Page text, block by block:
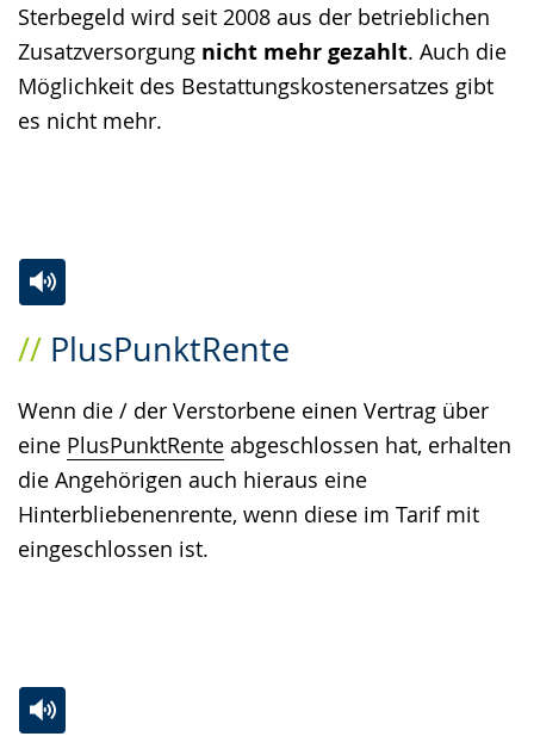
Sterbegeld wird seit 2008 aus der betrieblichen
Zusatzversorgung nicht mehr gezahlt. Auch die
Möglichkeit des Bestattungskostenersatzes gibt
es nicht mehr.
wechseln.
Deutscher
Gebärdensprache
wird
angezeigt.
PlusPunktRente
Wenn die / der Verstorbene einen Vertrag über
eine PlusPunktRente abgeschlossen hat, erhalten
die Angehörigen auch hieraus eine
Hinterbliebenenrente, wenn diese im Tarif mit
eingeschlossen ist.
Leichten
wechseln.
Audio-
Video
Deutscher
Gebärdensprache
wird
angezeigt.